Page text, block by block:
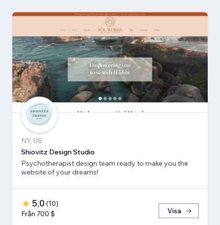
NY, US
Shiovitz Design Studio
Psychotherapist design team ready to make you the
website of your dreams!
5,0 (10)
Från 700 $
Visa